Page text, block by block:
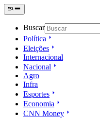
Buscar
Política
Eleições
Internacional
Nacional
Agro
Infra
Esportes
Economia
CNN Money